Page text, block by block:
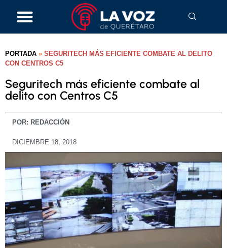
PORTADA » SEGURITECH MÁS EFICIENTE COMBATE AL DELITO
CON CENTROS C5
Seguritech más eficiente combate al
delito con Centros C5
POR: REDACCIÓN
DICIEMBRE 18, 2018